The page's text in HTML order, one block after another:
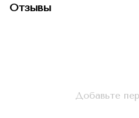
Отзывы
Добавьте